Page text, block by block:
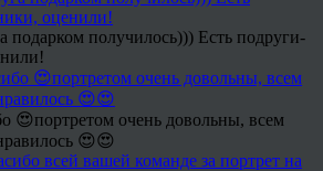
подарком получилось))) Есть подруги-
😍портретом очень довольны, всем
😍😍